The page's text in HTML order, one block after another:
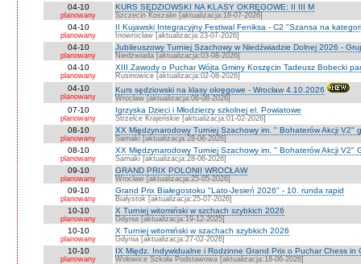
04-10
planowany
KURS SĘDZIOWSKI NA KLASY OKRĘGOWE: II III M
Szczecin Koszalin [aktualizacja:18-07-2026]
04-10
planowany
II Kujawski Integracyjny Festiwal Feniksa - C2 "Szansa na
Inowrocław [aktualizacja:23-07-2026]
04-10
planowany
Jubileuszowy Turniej Szachowy w Niedźwiadzie Dolnej 2026 -
Niedżwiada [aktualizacja:03-08-2026]
04-10
planowany
XIII Zawody o Puchar Wójta Gminy Koszęcin Tadeusz Bobecki
Rusinowice [aktualizacja:02-08-2026]
04-10
planowany
Kurs sędziowski na klasy okręgowe - Wrocław 4.10.2026
Wrocław [aktualizacja:06-08-2026]
07-10
planowany
Igrzyska Dzieci i Młodzierzy szkolnej el. Powiatowe
Strzelce Krajeńskie [aktualizacja:01-02-2026]
08-10
planowany
XX Międzynarodowy Turniej Szachowy im. " Bohaterów Akcji V2"
Sarnaki [aktualizacja:28-06-2026]
08-10
planowany
XX Międzynarodowy Turniej Szachowy im. " Bohaterów Akcji V2"
Sarnaki [aktualizacja:28-06-2026]
09-10
planowany
GRAND PRIX POLONII WROCŁAW
Wrocław [aktualizacja:25-05-2026]
09-10
planowany
Grand Prix Białegostoku "Lato-Jesień 2026" - 10. runda rapid
Białystok [aktualizacja:25-07-2026]
10-10
planowany
X Turniej witomiński w szchach szybkich 2026
Gdynia [aktualizacja:19-12-2025]
10-10
planowany
X Turniej witomiński w szachach szybkich 2026
Gdynia [aktualizacja:27-02-2026]
10-10
planowany
IX Międz. Indywidualne i Rodzinne Grand Prix o Puchar Chess in
Wołowice Szkoła Podstawowa [aktualizacja:18-06-2026]